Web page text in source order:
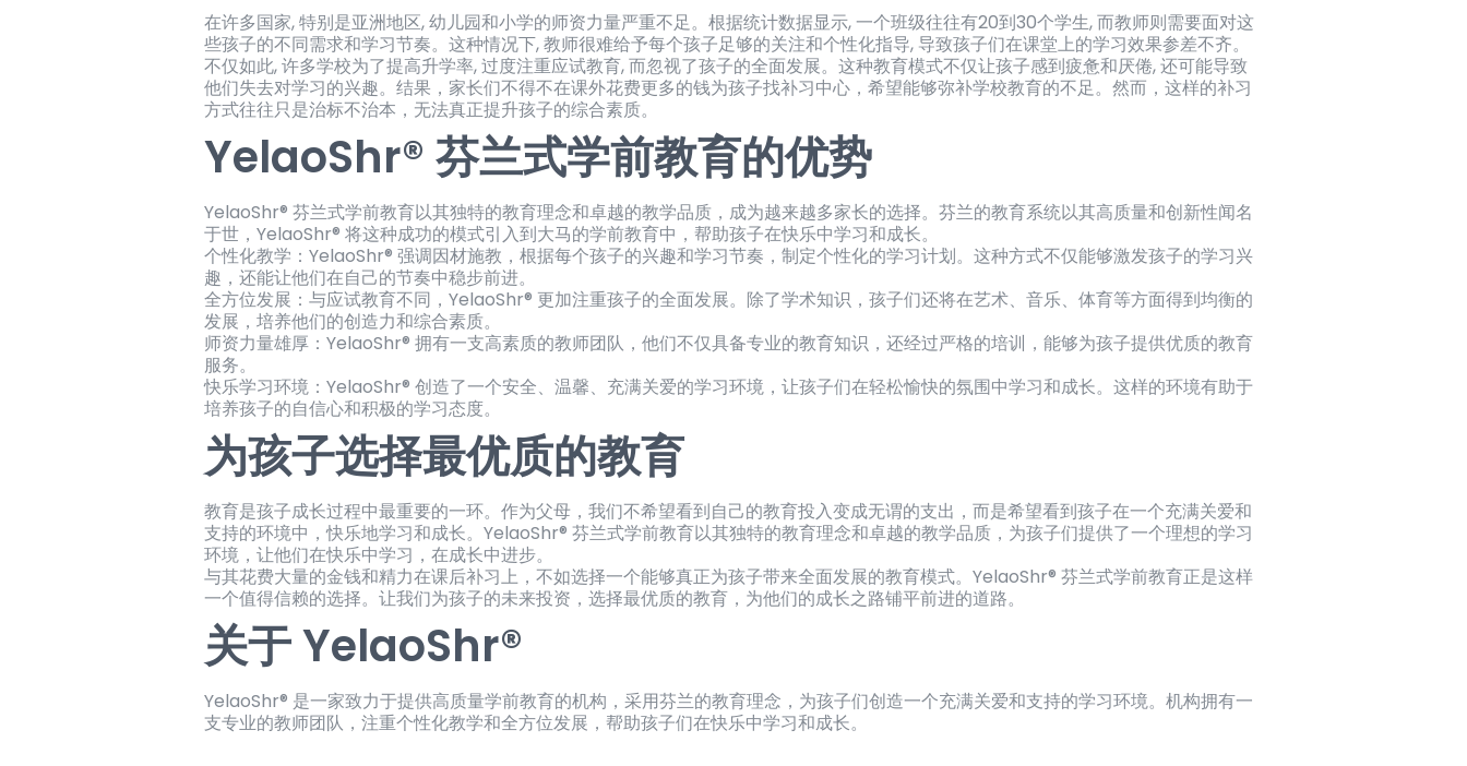
在许多国家, 特别是亚洲地区, 幼儿园和小学的师资力量严重不足。根据统计数据显示, 一个班级往往有20到30个学生, 而教师则需要面对这
些孩子的不同需求和学习节奏。这种情况下, 教师很难给予每个孩子足够的关注和个性化指导, 导致孩子们在课堂上的学习效果参差不齐。
不仅如此, 许多学校为了提高升学率, 过度注重应试教育, 而忽视了孩子的全面发展。这种教育模式不仅让孩子感到疲惫和厌倦, 还可能导致
他们失去对学习的兴趣。结果，家长们不得不在课外花费更多的钱为孩子找补习中心，希望能够弥补学校教育的不足。然而，这样的补习
方式往往只是治标不治本，无法真正提升孩子的综合素质。
YelaoShr® 芬兰式学前教育的优势
YelaoShr® 芬兰式学前教育以其独特的教育理念和卓越的教学品质，成为越来越多家长的选择。芬兰的教育系统以其高质量和创新性闻名
于世，YelaoShr® 将这种成功的模式引入到大马的学前教育中，帮助孩子在快乐中学习和成长。
个性化教学：YelaoShr® 强调因材施教，根据每个孩子的兴趣和学习节奏，制定个性化的学习计划。这种方式不仅能够激发孩子的学习兴
趣，还能让他们在自己的节奏中稳步前进。
全方位发展：与应试教育不同，YelaoShr® 更加注重孩子的全面发展。除了学术知识，孩子们还将在艺术、音乐、体育等方面得到均衡的
发展，培养他们的创造力和综合素质。
师资力量雄厚：YelaoShr® 拥有一支高素质的教师团队，他们不仅具备专业的教育知识，还经过严格的培训，能够为孩子提供优质的教育
服务。
快乐学习环境：YelaoShr® 创造了一个安全、温馨、充满关爱的学习环境，让孩子们在轻松愉快的氛围中学习和成长。这样的环境有助于
培养孩子的自信心和积极的学习态度。
为孩子选择最优质的教育
教育是孩子成长过程中最重要的一环。作为父母，我们不希望看到自己的教育投入变成无谓的支出，而是希望看到孩子在一个充满关爱和
支持的环境中，快乐地学习和成长。YelaoShr® 芬兰式学前教育以其独特的教育理念和卓越的教学品质，为孩子们提供了一个理想的学习
环境，让他们在快乐中学习，在成长中进步。
与其花费大量的金钱和精力在课后补习上，不如选择一个能够真正为孩子带来全面发展的教育模式。YelaoShr® 芬兰式学前教育正是这样
一个值得信赖的选择。让我们为孩子的未来投资，选择最优质的教育，为他们的成长之路铺平前进的道路。
关于 YelaoShr®
YelaoShr® 是一家致力于提供高质量学前教育的机构，采用芬兰的教育理念，为孩子们创造一个充满关爱和支持的学习环境。机构拥有一
支专业的教师团队，注重个性化教学和全方位发展，帮助孩子们在快乐中学习和成长。